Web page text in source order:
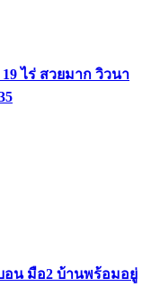
ไร่ สวยมาก วิวนา
อน มือ2 บ้านพร้อมอยู่